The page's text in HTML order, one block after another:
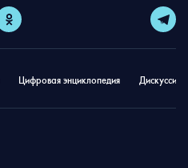
Цифровая энциклопедия